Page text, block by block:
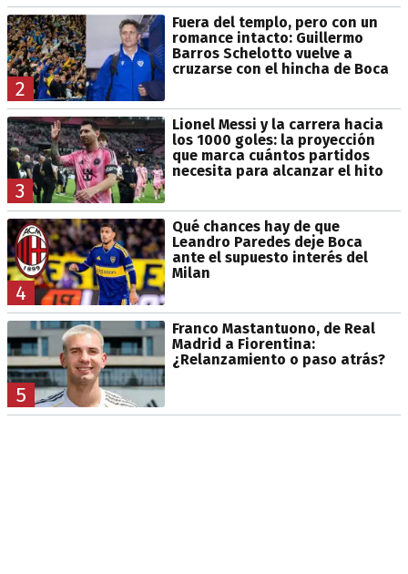
2
Fuera del templo, pero con un
romance intacto: Guillermo
Barros Schelotto vuelve a
cruzarse con el hincha de Boca
3
Lionel Messi y la carrera hacia
los 1000 goles: la proyección
que marca cuántos partidos
necesita para alcanzar el hito
4
Qué chances hay de que
Leandro Paredes deje Boca
ante el supuesto interés del
Milan
5
Franco Mastantuono, de Real
Madrid a Fiorentina:
¿Relanzamiento o paso atrás?